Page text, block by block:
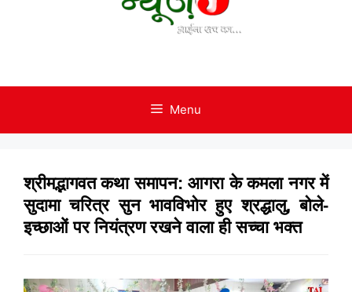
Menu
श्रीमद्भागवत कथा समापन: आगरा के कमला नगर में
सुदामा चरित्र सुन भावविभोर हुए श्रद्धालु, बोले-
इच्छाओं पर नियंत्रण रखने वाला ही सच्चा भक्त